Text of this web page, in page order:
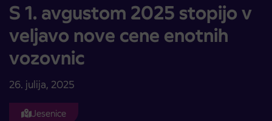
S 1. avgustom 2025 stopijo v
veljavo nove cene enotnih
vozovnic
26. julija, 2025
Jesenice